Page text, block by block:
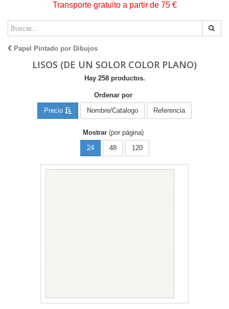
Transporte gratuito a partir de 75 €
Papel Pintado por Dibujos
LISOS (DE UN SOLOR COLOR PLANO)
Hay 258 productos.
Ordenar por
Precio
Nombre/Catalogo Referencia
Mostrar (por página)
24
48 120